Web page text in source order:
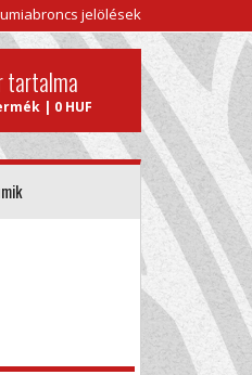
jelölések
tartalma
| 0 HUF